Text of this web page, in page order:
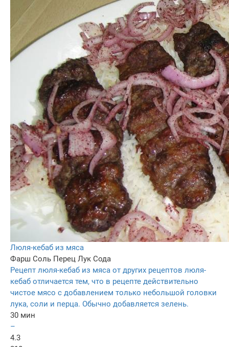
Люля-кебаб из мяса
Фарш Соль Перец Лук Сода
Рецепт люля-кебаб из мяса от других рецептов люля-
кебаб отличается тем, что в рецепте действительно
чистое мясо с добавлением только небольшой головки
лука, соли и перца. Обычно добавляется зелень.
30 мин
–
4.3